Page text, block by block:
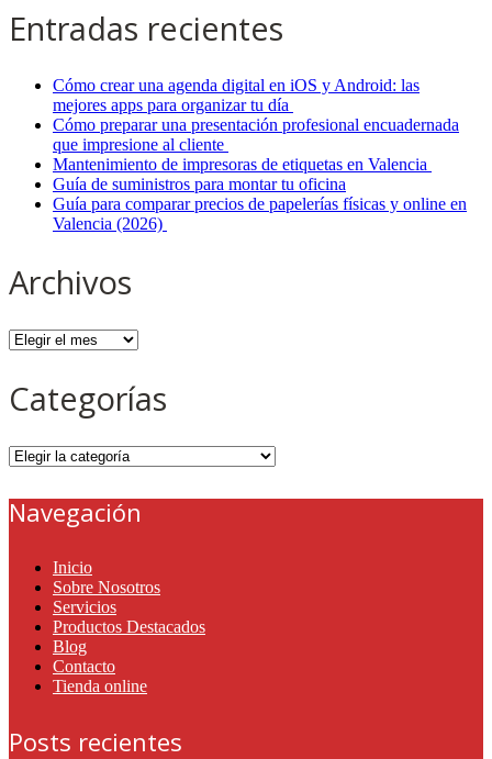
Entradas recientes
Cómo crear una agenda digital en iOS y Android: las
mejores apps para organizar tu día
Cómo preparar una presentación profesional encuadernada
que impresione al cliente
Mantenimiento de impresoras de etiquetas en Valencia
Guía de suministros para montar tu oficina
Guía para comparar precios de papelerías físicas y online en
Valencia (2026)
Archivos
Archivos
Categorías
Categorías
Navegación
Inicio
Sobre Nosotros
Servicios
Productos Destacados
Blog
Contacto
Tienda online
Posts recientes